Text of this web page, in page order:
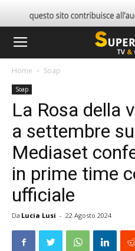
Home Soap
Soap
La Rosa della
a settembre
Mediaset
in prime time
ufficiale
Da Lucia Lusi - 22 Agosto 2024